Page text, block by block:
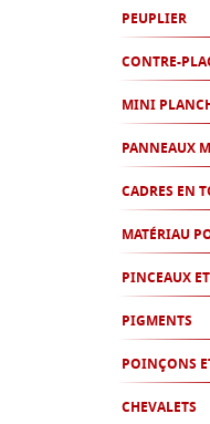
PEUPLIER
CONTRE-
MINI
PANNEAUX
CADRES EN
MATÉRIAU
PINCEAUX
PIGMENTS
POINÇONS
CHEVALETS